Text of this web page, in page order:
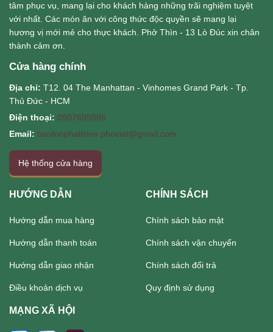
tâm phục vụ, mang lại cho khách hàng những trãi nghiệm tuyệt
với nhất. Các món ăn với công thức độc quyền sẽ mang lại
hương vị mới mẻ cho thực khách. Phở Thìn - 13 Lò Đúc xin chân
thành cảm ơn.
Cửa hàng chính
Địa chỉ: T12. 04 The Manhattan - Vinhomes Grand Park - Tp.
Thủ Đức - HCM
Điện thoại: 0907699886
Email: baotonphattrien.phoviet@gmail.com
Hệ thống cửa hàng
HƯỚNG DẪN
Hướng dẫn mua hàng
Hướng dẫn thanh toán
Hướng dẫn giao nhận
Điều khoản dịch vụ
CHÍNH SÁCH
Chính sách bảo mật
Chính sách vận chuyển
Chính sách đổi trả
Quy định sử dụng
MẠNG XÃ HỘI